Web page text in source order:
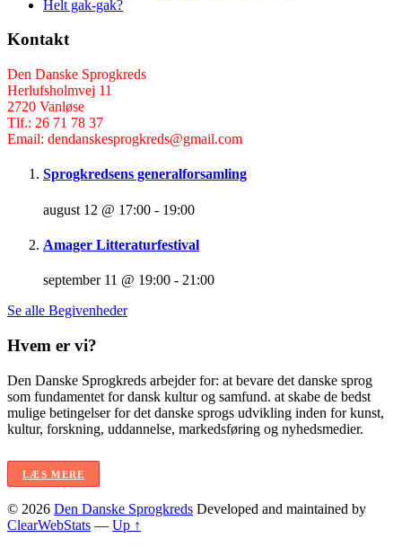
Helt gak-gak?
Kontakt
Den Danske Sprogkreds
Herlufsholmvej 11
2720 Vanløse
Tlf.: 26 71 78 37
Email: dendanskesprogkreds@gmail.com
Sprogkredsens generalforsamling
august 12 @ 17:00 - 19:00
Amager Litteraturfestival
september 11 @ 19:00 - 21:00
Se alle Begivenheder
Hvem er vi?
Den Danske Sprogkreds arbejder for: at bevare det danske sprog
som fundamentet for dansk kultur og samfund. at skabe de bedst
mulige betingelser for det danske sprogs udvikling inden for kunst,
kultur, forskning, uddannelse, markedsføring og nyhedsmedier.
LÆS MERE
© 2026 Den Danske Sprogkreds Developed and maintained by
ClearWebStats — Up ↑